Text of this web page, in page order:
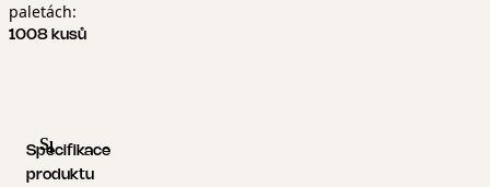
paletách:
1008 kusů
Specifikace produktu
Specifikace
produktu